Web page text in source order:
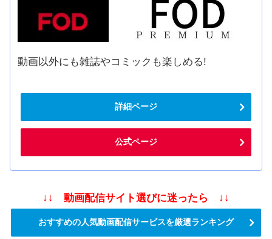
動画以外にも雑誌やコミックも楽しめる!
詳細ページ
公式ページ
↓↓ 動画配信サイト選びに迷ったら ↓↓
おすすめの人気動画配信サービスを厳選ランキング